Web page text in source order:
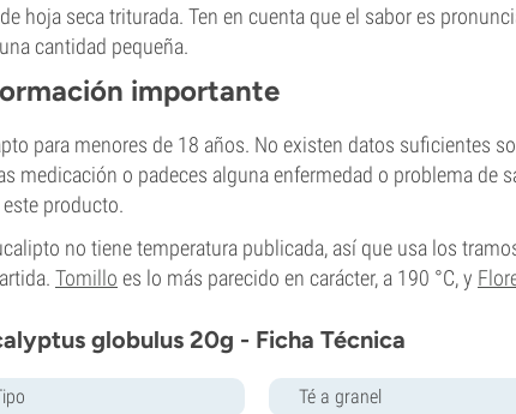
hoja seca triturada. Ten en cuenta que el sabor es
cantidad pequeña.
importante
para menores de 18 años. No existen datos suficientes
medicación o padeces alguna enfermedad o problema de
este producto.
no tiene temperatura publicada, así que usa los
Tomillo es lo más parecido en carácter, a 190 °C, y
globulus 20g - Ficha Técnica
Té a granel